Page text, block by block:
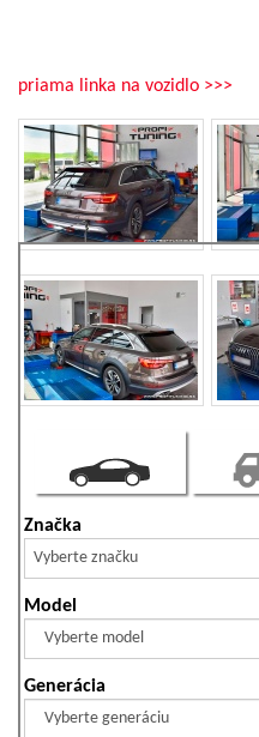
priama linka na vozidlo >>>
Značka
Vyberte značku
Model
Generácia